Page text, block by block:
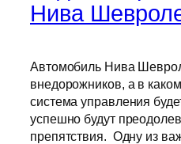
Нива
Автомобиль Нива
внедорожников, а в
система управления
успешно будут
препятствия. Одну из